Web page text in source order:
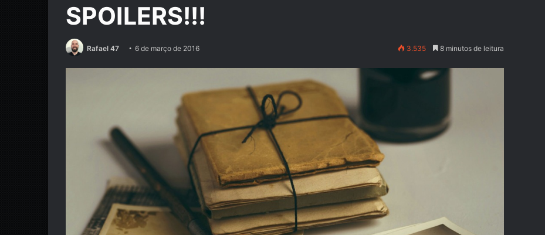
SPOILERS!!!
Rafael 47 6 de março de 2016 3.535 8 minutos de leitura